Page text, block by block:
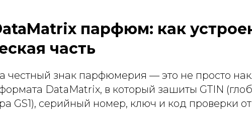
парфюм: как
часть
честный знак парфюмерия — это не просто
DataMatrix, в который зашиты GTIN
GS1), серийный номер, ключ и код проверки